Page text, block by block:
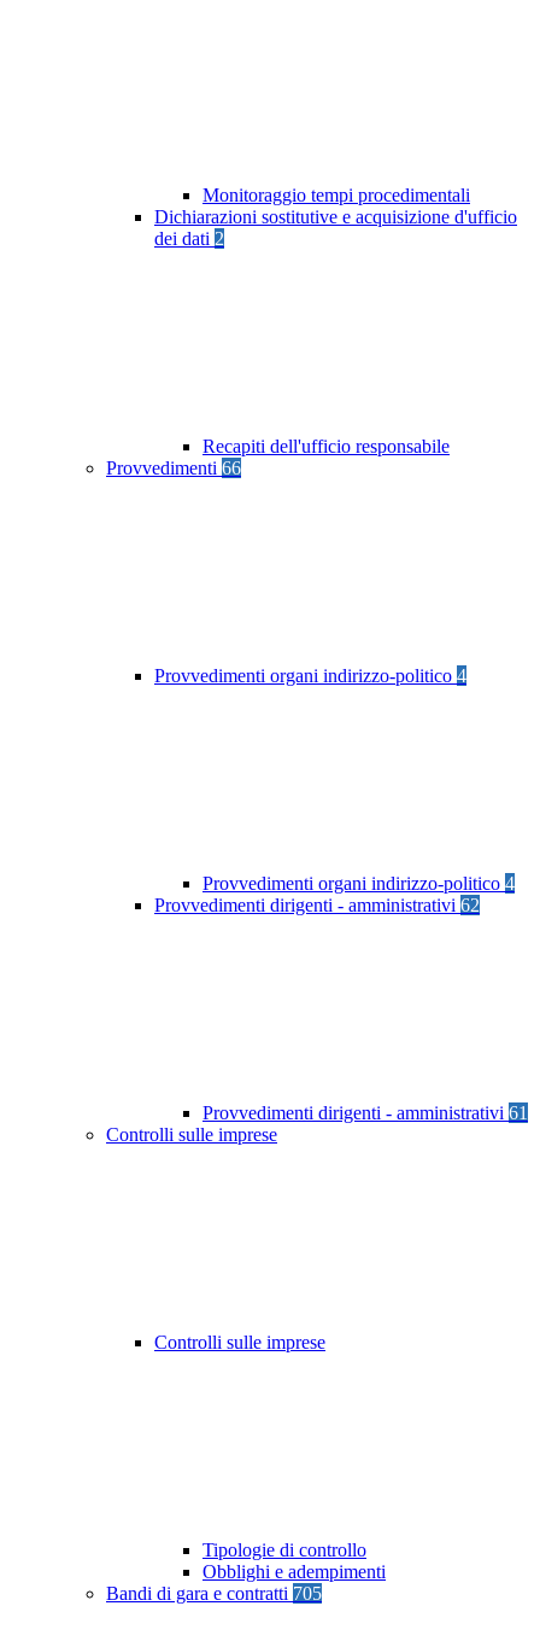
Monitoraggio tempi procedimentali
Dichiarazioni sostitutive e acquisizione d'ufficio
dei dati 2
Recapiti dell'ufficio responsabile
Provvedimenti 66
Provvedimenti organi indirizzo-politico 4
Provvedimenti organi indirizzo-politico 4
Provvedimenti dirigenti - amministrativi 62
Provvedimenti dirigenti - amministrativi 61
Controlli sulle imprese
Controlli sulle imprese
Tipologie di controllo
Obblighi e adempimenti
Bandi di gara e contratti 705